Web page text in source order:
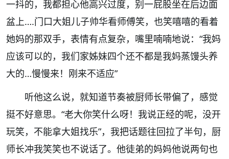
一抖的，我都担心他高兴过度，别一屁股坐在后边面
盆上….门口大姐儿子帅华看师傅笑，也笑嘻嘻的看着
她妈的那双手，表情有点复杂，嘴里喃喃地说：“我妈
应该可以的，我们家姊妹四个还不都是我妈蒸馒头养
大的…慢慢来！刚来不适应”
听他这么说，就知道节奏被厨师长带偏了，感觉
挺不好意思。“老大你笑什么呀！我说正经的呢，没开
玩笑，不能拿大姐找乐”，我把话题往回拉了半句，厨
师长冲我笑笑也不说话了。他徒弟的妈妈他说两句也